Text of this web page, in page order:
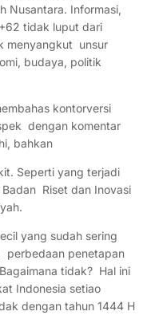
Nusantara. Informasi,
tidak luput dari
menyangkut unsur
budaya, politik
kontorversi
dengan komentar
bahkan
Seperti yang terjadi
Riset dan Inovasi
yang sudah sering
perbedaan penetapan
tidak? Hal ini
Indonesia setiao
dengan tahun 1444 H